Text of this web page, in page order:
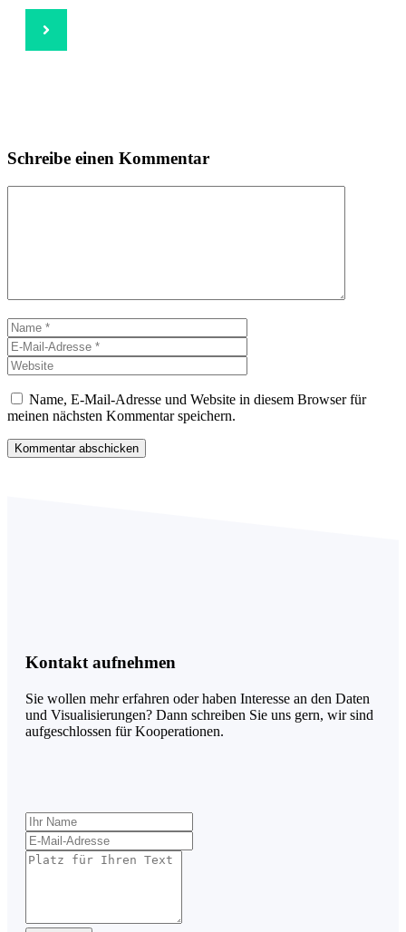
Schreibe einen Kommentar
Name
Mail-
Adresse
Name, E-Mail-Adresse und Website in diesem Browser für
meinen nächsten Kommentar speichern.
Kontakt aufnehmen
Sie wollen mehr erfahren oder haben Interesse an den Daten
und Visualisierungen? Dann schreiben Sie uns gern, wir sind
aufgeschlossen für Kooperationen.
Lass
dieses
Feld
leer